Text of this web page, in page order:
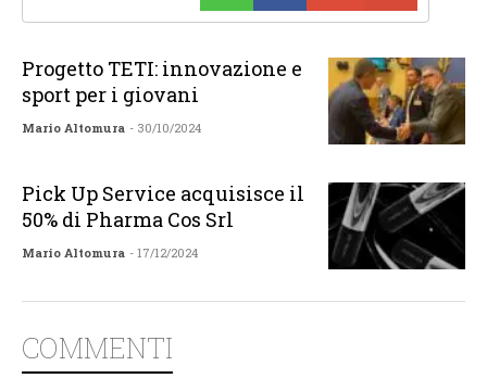
Progetto TETI: innovazione e
sport per i giovani
Mario Altomura - 30/10/2024
Pick Up Service acquisisce il
50% di Pharma Cos Srl
Mario Altomura - 17/12/2024
COMMENTI